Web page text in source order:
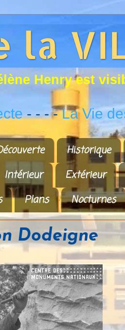
ène Henry est visi
- - - -La Vie
Historique
Intérieur Extérieur
Plans Nocturnes
Dodeigne